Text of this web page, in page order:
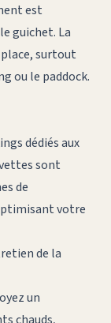
est
guichet. La
surtout
ou le paddock.
dédiés aux
sont
de
votre
de la
un
chauds,